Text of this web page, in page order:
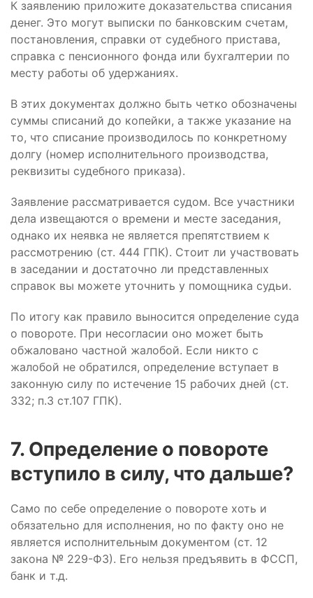
К заявлению приложите доказательства списания
денег. Это могут выписки по банковским счетам,
постановления, справки от судебного пристава,
справка с пенсионного фонда или бухгалтерии по
месту работы об удержаниях.
В этих документах должно быть четко обозначены
суммы списаний до копейки, а также указание на
то, что списание производилось по конкретному
долгу (номер исполнительного производства,
реквизиты судебного приказа).
Заявление рассматривается судом. Все участники
дела извещаются о времени и месте заседания,
однако их неявка не является препятствием к
рассмотрению (ст. 444 ГПК). Стоит ли участвовать
в заседании и достаточно ли представленных
справок вы можете уточнить у помощника судьи.
По итогу как правило выносится определение суда
о повороте. При несогласии оно может быть
обжаловано частной жалобой. Если никто с
жалобой не обратился, определение вступает в
законную силу по истечение 15 рабочих дней (ст.
332; п.3 ст.107 ГПК).
7. Определение о повороте
вступило в силу, что дальше?
Само по себе определение о повороте хоть и
обязательно для исполнения, но по факту оно не
является исполнительным документом (ст. 12
закона № 229-ФЗ). Его нельзя предъявить в ФССП,
банк и т.д.